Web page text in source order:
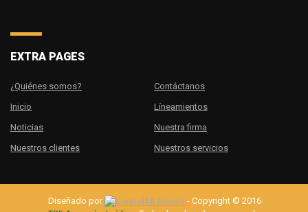
EXTRA PAGES
¿Quiénes somos?
Contáctanos
Inicio
Líneamientos
Noticias
Nuestra firma
Nuestros clientes
Nuestros servicios
Diseñado por
- Copyright © 2016